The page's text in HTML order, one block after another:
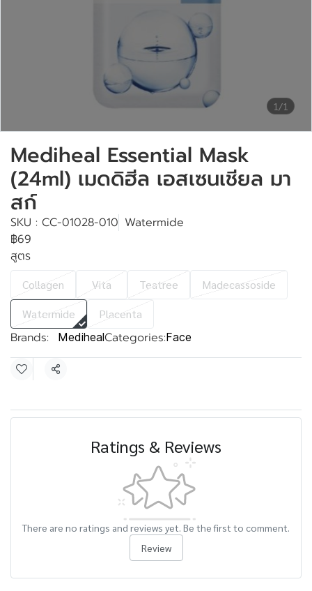
1/1
Mediheal Essential Mask
(24ml) เมดดิฮีล เอสเซนเชียล มา
สก์
SKU : CC-01028-010 Watermide
฿69
สูตร
Collagen Vita Teatree
Madecassoside
Watermide
Placenta
Brands: MedihealCategories:Face
Share
Ratings & Reviews
There are no ratings and reviews yet. Be the first to comment.
Review